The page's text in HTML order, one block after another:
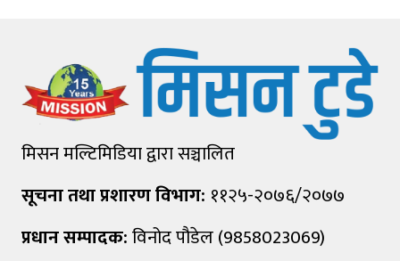
मिसन मल्टिमिडिया द्वारा सञ्चालित
सूचना तथा प्रशारण विभाग: ११२५-२०७६/२०७७
प्रधान सम्पादक:विनोद पौडेल (9858023069)